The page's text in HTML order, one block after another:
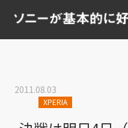
2011.08.03
XPERIA